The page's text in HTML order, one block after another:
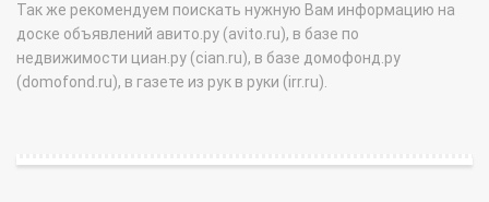
Так же рекомендуем поискать нужную Вам информацию на
доске объявлений авито.ру (avito.ru), в базе по
недвижимости циан.ру (cian.ru), в базе домофонд.ру
(domofond.ru), в газете из рук в руки (irr.ru).